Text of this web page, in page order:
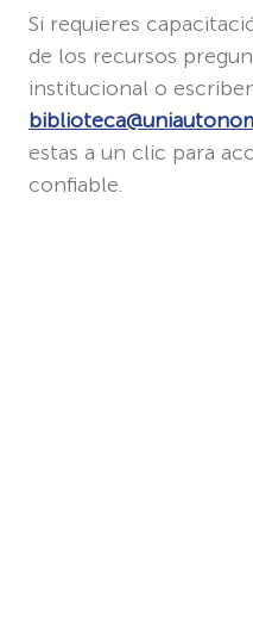
Si requieres
de los recursos
institucional o
estas a un clic para
confiable.